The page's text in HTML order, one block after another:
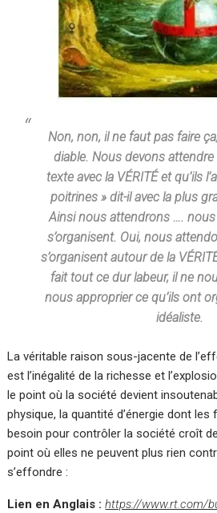
Non, non, il ne faut pas faire
diable. Nous devons attendre
texte avec la VÉRITÉ et qu’ils
poitrines » dit-il avec la plus
Ainsi nous attendrons …. nous
s’organisent. Oui, nous
s’organisent autour de la
fait tout ce dur labeur, il ne
nous approprier ce qu’ils ont
idéaliste.
La véritable raison sous-jacente de
est l’inégalité de la richesse et
le point où la société devient
physique, la quantité d’énergie dont
besoin pour contrôler la société croît
point où elles ne peuvent plus rien
s’effondre :
Lien en Anglais : https://www.rt.com/